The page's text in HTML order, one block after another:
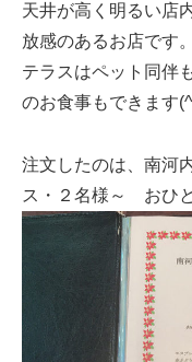
天井が高く明るい店
放感のあるお店です。
テラスはペット同伴
のお食事もできます
注文したのは、南河
ス・２名様～ おひ